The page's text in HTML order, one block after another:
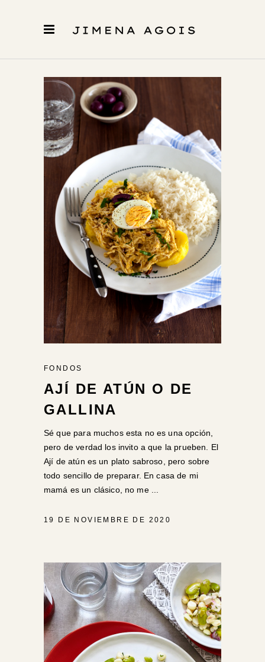
FONDOS
AJÍ DE ATÚN O DE
GALLINA
Sé que para muchos esta no es una opción,
pero de verdad los invito a que la prueben. El
Ají de atún es un plato sabroso, pero sobre
todo sencillo de preparar. En casa de mi
mamá es un clásico, no me
19 DE NOVIEMBRE DE 2020